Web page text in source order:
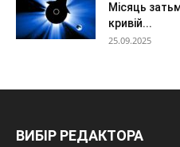
Місяць
кривій...
25.09.2025
ВИБІР РЕДАКТОРА